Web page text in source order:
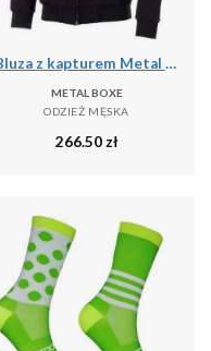
Bluza z kapturem Metal Boxe M
METAL BOXE
ODZIEŻ MĘSKA
266.50 zł